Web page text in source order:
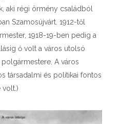
aki régi örmény családból
Szamosújvárt. 1912-től
1918-19-ben pedig a
ő volt a város utolsó
A város
társadalmi és politikai fontos
volt.)